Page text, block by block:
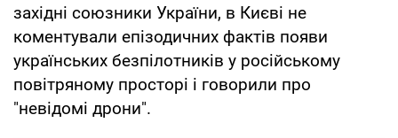
західні союзники України, в Києві не
коментували епізодичних фактів появи
українських безпілотників у російському
повітряному просторі і говорили про
"невідомі дрони".